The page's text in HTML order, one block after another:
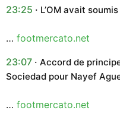
23:25 L’OM avait
… footmercato.net
23:07
Accord de
Sociedad pour Nayef
… footmercato.net